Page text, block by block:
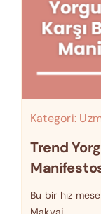
Kategori:
Trend
Bu bir hız